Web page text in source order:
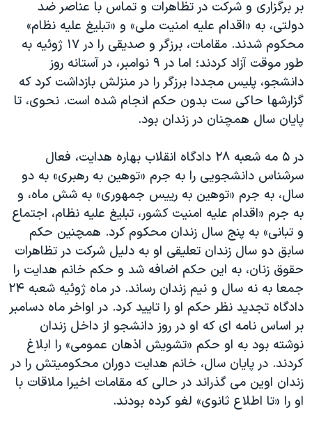
بر برگزاری و شرکت در تظاهرات و تماس با عناصر ضد
دولتی، به «اقدام علیه امنیت ملی» و «تبلیغ علیه نظام»
محکوم شدند. مقامات، برزگر و صدیقی را در ۱۷ ژوئیه به
طور موقت آزاد کردند؛ اما در ۹ نوامبر، در آستانه روز
دانشجو، پلیس مجددا برزگر را در منزلش بازداشت کرد که
گزارشها حاکی ست بدون حکم انجام شده است. نحوی، تا
پایان سال همچنان در زندان بود.
در ۵ مه شعبه ۲۸ دادگاه انقلاب بهاره هدایت، فعال
سرشناس دانشجویی را به جرم «توهین به رهبری» به دو
سال، به جرم «توهین به رییس جمهوری» به شش ماه، و
به جرم «اقدام علیه امنیت کشور، تبلیغ علیه نظام، اجتماع
و تبانی» به پنج سال زندان محکوم کرد. همچنین حکم
سابق دو سال زندان تعلیقی او به دلیل شرکت در تظاهرات
حقوق زنان، به این حکم اضافه شد و حکم خانم هدایت را
جمعا به نه سال و نیم زندان رساند. در ماه ژوئیه شعبه ۲۴
دادگاه تجدید نظر حکم او را تایید کرد. در اواخر ماه دسامبر
بر اساس نامه ای که او در روز دانشجو از داخل زندان
نوشته بود به او حکم «تشویش اذهان عمومی» را ابلاغ
کردند. در پایان سال، خانم هدایت دوران محکومیتش را در
زندان اوین می گذراند در حالی که مقامات اخیرا ملاقات با
او را «تا اطلاع ثانوی» لغو کرده بودند.